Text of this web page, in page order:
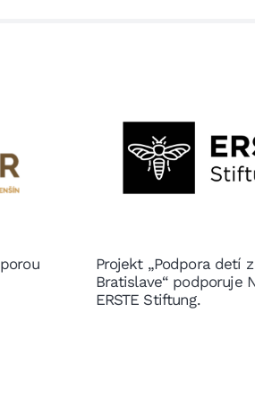
Projekt „Podpora detí
Bratislave“ podporuje
ERSTE Stiftung.